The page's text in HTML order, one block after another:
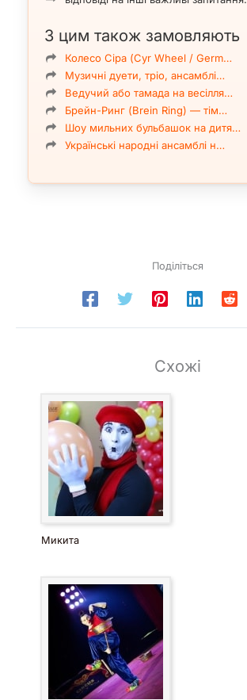
З цим також замовляють
Колесо Сіра (Cyr Wheel / Germ…
Музичні дуети, тріо, ансамблі…
Ведучий або тамада на весілля…
Брейн-Ринг (Brein Ring) — тім…
Шоу мильних бульбашок на дитя…
Українські народні ансамблі н…
Поділіться
Схожі
Микита